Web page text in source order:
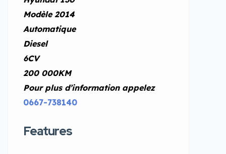
Modèle 2014
Automatique
Diesel
6CV
200 000KM
Pour plus d’information appelez
0667-738140
Features